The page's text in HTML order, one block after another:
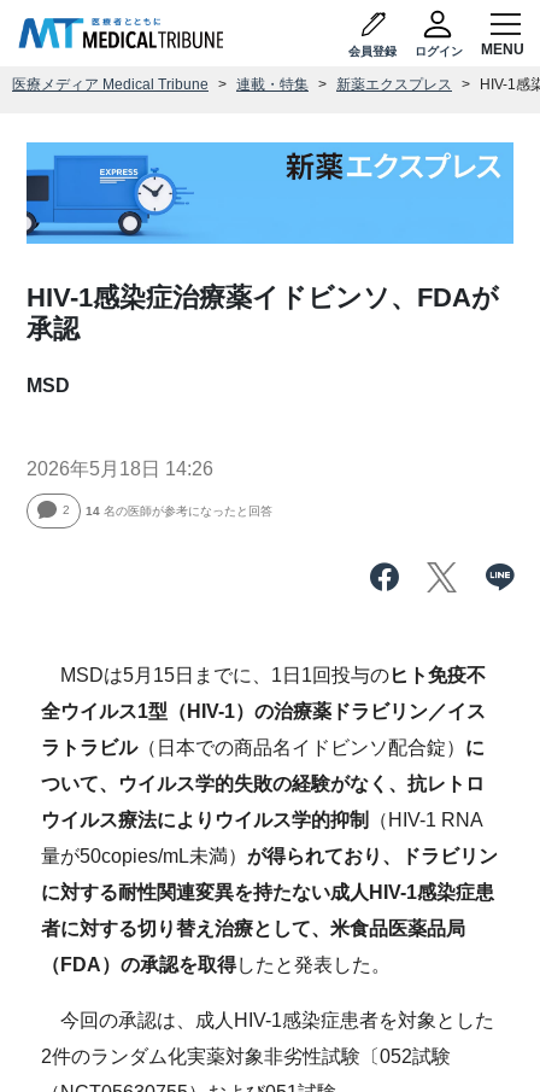
会員登録 ログイン
医療メディア Medical Tribune 連載・特集 新薬エクスプレス HIV-1感
HIV-1感染症治療薬イドビンソ、FDAが
承認
MSD
2026年5月18日 14:26
2 14 名の医師が参考になったと回答
MSDは5月15日までに、1日1回投与のヒト免疫不
全ウイルス1型（HIV-1）の治療薬ドラビリン／イス
ラトラビル（日本での商品名イドビンソ配合錠） に
ついて、ウイルス学的失敗の経験がなく、抗レトロ
ウイルス療法によりウイルス学的抑制
（HIV-1 RNA
量が50copies/mL未満）が得られており、ドラビリン
に対する耐性関連変異を持たない成人HIV-1感染症患
者に対する切り替え治療として、米食品医薬品局
（FDA）の承認を取得したと発表した。
今回の承認は、成人HIV-1感染症患者を対象とした
2件のランダム化実薬対象非劣性試験〔052試験